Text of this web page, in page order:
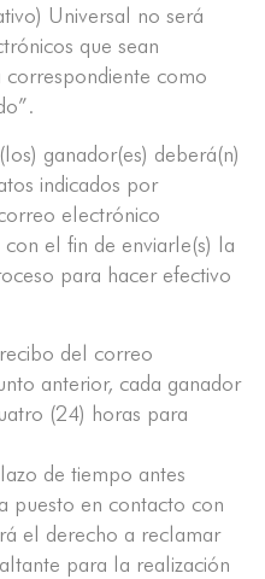
Universal no será
que sean
como
ganador(es) deberá(n)
indicados por
electrónico
el fin de enviarle(s) la
para hacer efectivo
del correo
anterior, cada ganador
(24) horas para
de tiempo antes
puesto en contacto con
el derecho a reclamar
para la realización